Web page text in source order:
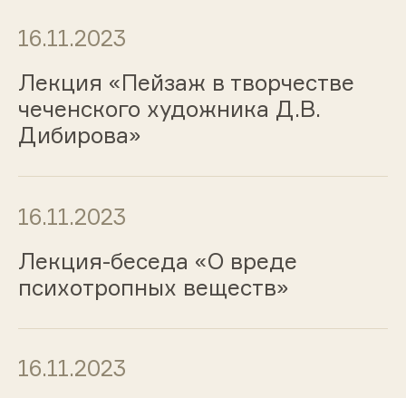
16.11.2023
Лекция «Пейзаж в творчестве
чеченского художника Д.В.
Дибирова»
16.11.2023
Лекция-беседа «О вреде
психотропных веществ»
16.11.2023